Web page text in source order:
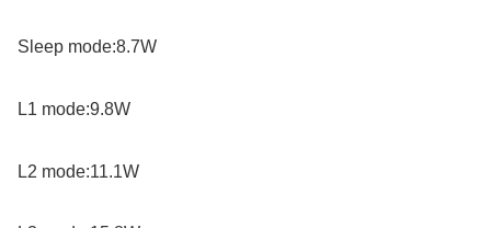
Sleep mode:8.7W
L1 mode:9.8W
L2 mode:11.1W